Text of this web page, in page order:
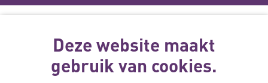
wordt gemaakt
met subsidie
van
Deze website maakt
gebruik van cookies.